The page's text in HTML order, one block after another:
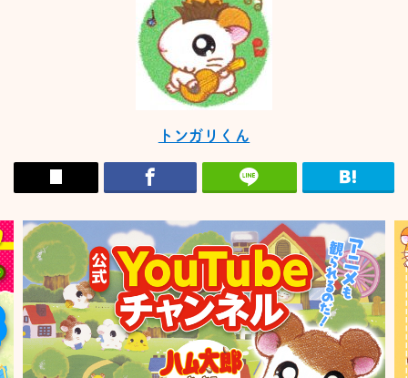
トンガリくん